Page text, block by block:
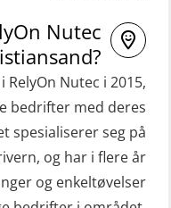
(OFA107)
og HLO
e-læring
m/mørkekjøring
oppdatering
for
Nutec
Nutec i 2015,
bedrifter med deres
spesialiserer seg på
og har i flere år
og enkeltøvelser